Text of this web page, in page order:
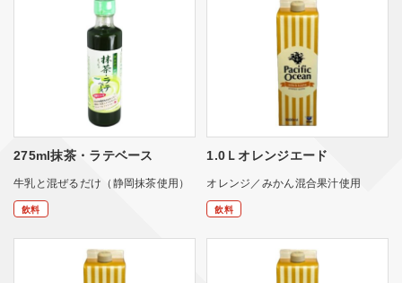
275ml抹茶・ラテベース
牛乳と混ぜるだけ（静岡抹茶使用）
飲料
1.0Ｌオレンジエード
オレンジ／みかん混合果汁使用
飲料